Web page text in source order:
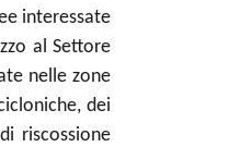
interessate
al Settore
nelle zone
dei
riscossione